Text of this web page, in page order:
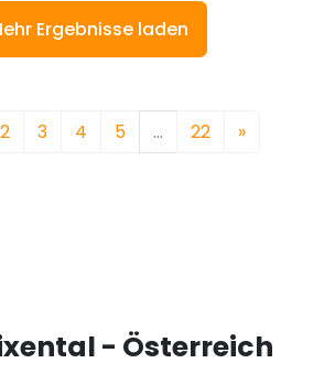
Ergebnisse laden
2 3 4 5 … 22 »
- Österreich